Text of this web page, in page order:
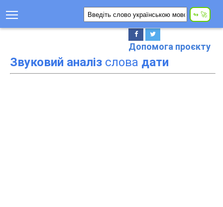
Допомога проєкту
Звуковий аналіз слова дати